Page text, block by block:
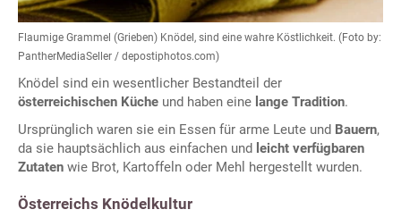
Flaumige Grammel (Grieben) Knödel, sind eine wahre Köstlichkeit. (Foto by:
PantherMediaSeller / depostiphotos.com)
Knödel sind ein wesentlicher Bestandteil der
österreichischen Küche und haben eine lange Tradition.
Ursprünglich waren sie ein Essen für arme Leute und Bauern,
da sie hauptsächlich aus einfachen und leicht verfügbaren
Zutaten wie Brot, Kartoffeln oder Mehl hergestellt wurden.
Österreichs Knödelkultur